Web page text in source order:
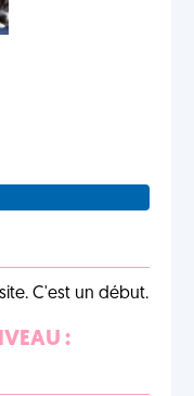
C'est un début.
: